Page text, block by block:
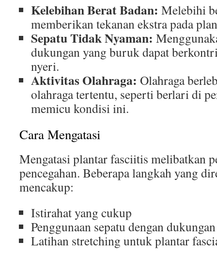
Kelebihan Berat Badan: Melebihi
memberikan tekanan ekstra pada
Sepatu Tidak Nyaman:
dukungan yang buruk dapat
nyeri.
Aktivitas Olahraga: Olahraga
olahraga tertentu, seperti berlari di
memicu kondisi ini.
Cara Mengatasi
Mengatasi plantar fasciitis melibatkan
pencegahan. Beberapa langkah yang
mencakup:
Istirahat yang cukup
Penggunaan sepatu dengan
Latihan stretching untuk plantar